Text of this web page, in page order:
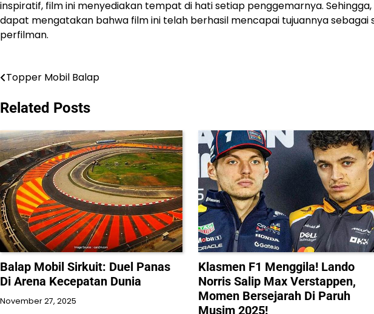
inspiratif, film ini menyediakan tempat di hati setiap penggemarnya.
dapat mengatakan bahwa film ini telah berhasil mencapai tujuannya sebagai
perfilman.
Post
navigation
Topper Mobil Balap
Related Posts
Balap Mobil Sirkuit: Duel Panas
Di Arena Kecepatan Dunia
November 27, 2025
Klasmen F1 Menggila! Lando
Norris Salip Max Verstappen,
Momen Bersejarah Di Paruh
Musim 2025!